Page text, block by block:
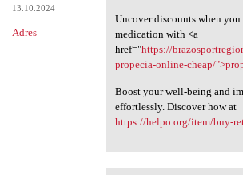
13.10.2024
Adres
Uncover discounts when you
medication with <a
href="https://
propecia-online-cheap/
Boost your well-being and
effortlessly. Discover how at
https://helpo.org/item/buy-